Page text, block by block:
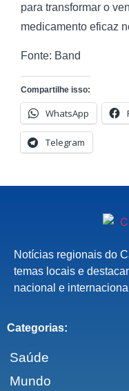
para transformar o
medicamento eficaz
Fonte: Band
Compartilhe isso:
WhatsApp
Telegram
Notícias regionais do
temas locais e
nacional e
Categorias:
Saúde
Mundo